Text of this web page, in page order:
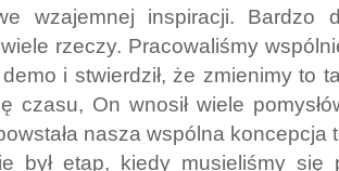
wzajemnej inspiracji. Bardzo
rzeczy. Pracowaliśmy
demo i stwierdził, że zmienimy to
czasu, On wnosił wiele
nasza wspólna koncepcja
był etap, kiedy musieliśmy